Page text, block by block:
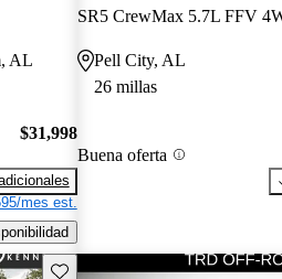
AL
$31,998
mes est.
SR5 CrewMax 5.7L FFV
Pell City, AL
26 millas
Buena oferta
Guarda este Aviso